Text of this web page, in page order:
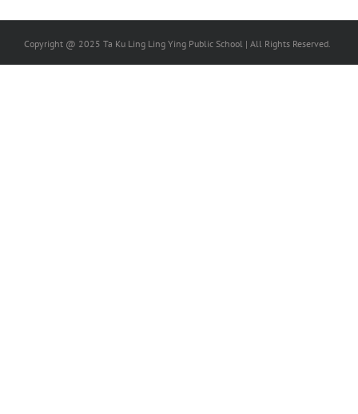
Copyright @ 2025 Ta Ku Ling Ling Ying Public School | All Rights Reserved.